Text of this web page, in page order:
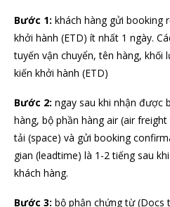
Bước 1: khách hàng gửi booking
khởi hành (ETD) ít nhất 1 ngày.
tuyến vận chuyển, tên hàng, khối
kiến khởi hành (ETD)
Bước 2: ngay sau khi nhận được
hàng, bộ phần hàng air (air
tải (space) và gửi booking
gian (leadtime) là 1-2 tiếng sau
khách hàng.
Bước 3: bộ phận chứng từ (Docs